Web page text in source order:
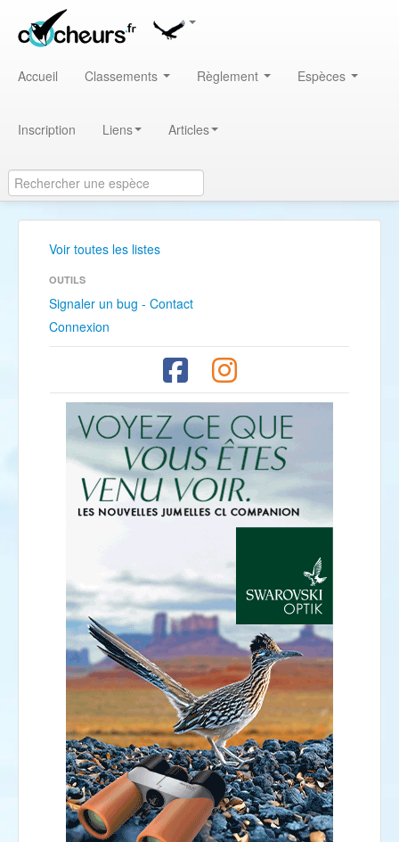
Accueil Classements Règlement Espèces
Inscription Liens Articles
Voir toutes les listes
OUTILS
Signaler un bug - Contact
Connexion